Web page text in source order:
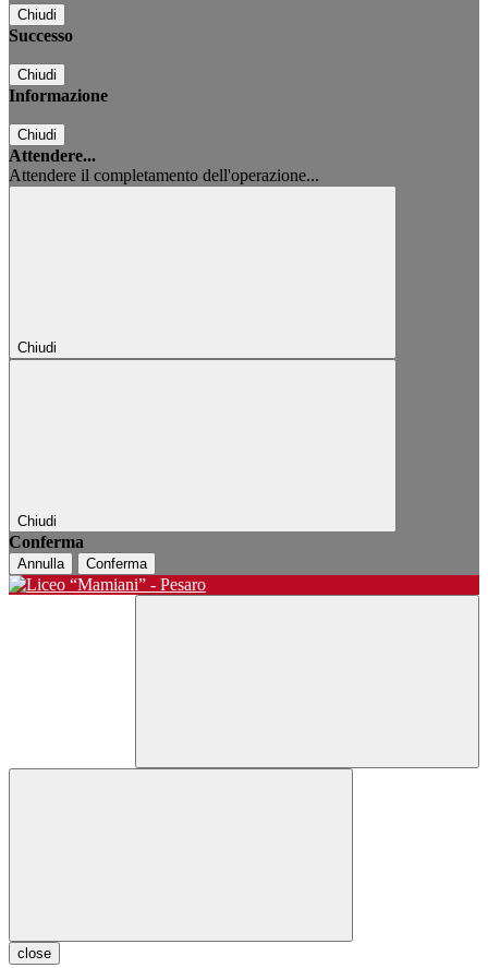
Chiudi
Successo
Chiudi
Informazione
Chiudi
Attendere...
Attendere il completamento dell'operazione...
Chiudi
Chiudi
Conferma
Annulla Conferma
close